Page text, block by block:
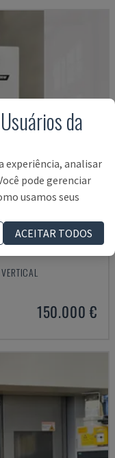
150.000 €
da
experiência, analisar
pode gerenciar
usamos seus
ACEITAR TODOS